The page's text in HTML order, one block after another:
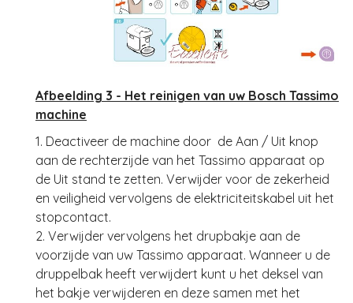
Afbeelding 3 - Het reinigen van uw Bosch Tassimo
machine
1. Deactiveer de machine door de Aan / Uit knop
aan de rechterzijde van het Tassimo apparaat op
de Uit stand te zetten. Verwijder voor de zekerheid
en veiligheid vervolgens de elektriciteitskabel uit het
stopcontact.
2. Verwijder vervolgens het drupbakje aan de
voorzijde van uw Tassimo apparaat. Wanneer u de
druppelbak heeft verwijdert kunt u het deksel van
het bakje verwijderen en deze samen met het